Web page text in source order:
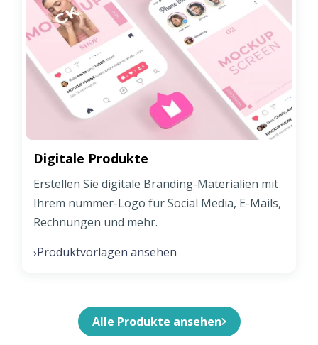
Digitale Produkte
Erstellen Sie digitale Branding-Materialien mit
Ihrem nummer-Logo für Social Media, E-Mails,
Rechnungen und mehr.
›Produktvorlagen ansehen
Alle Produkte ansehen